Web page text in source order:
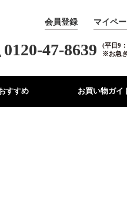
会員登録 マイペ
0120-47-8639
(平日9
※お急
すすめ お買い物ガイ